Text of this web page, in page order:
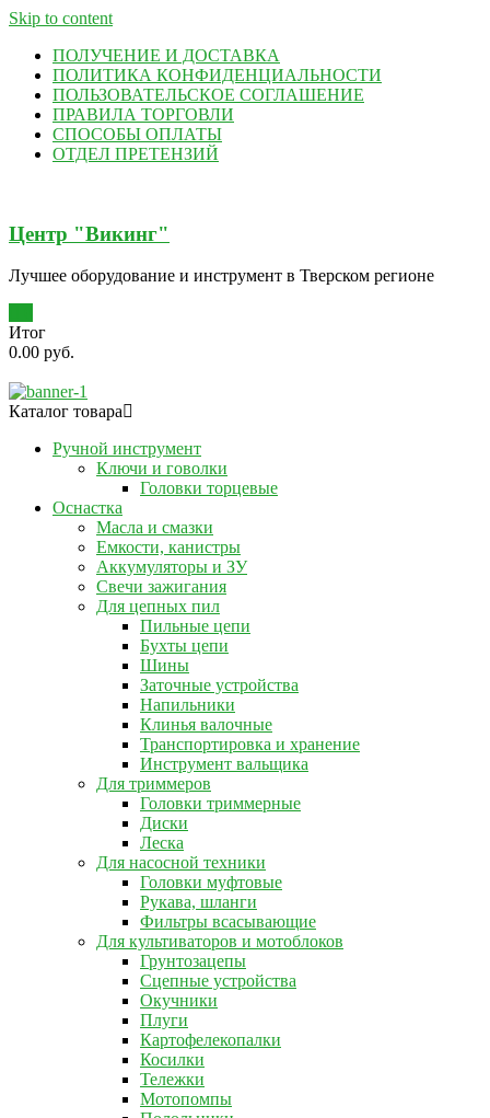
Skip to content
ПОЛУЧЕНИЕ И ДОСТАВКА
ПОЛИТИКА КОНФИДЕНЦИАЛЬНОСТИ
ПОЛЬЗОВАТЕЛЬСКОЕ СОГЛАШЕНИЕ
ПРАВИЛА ТОРГОВЛИ
СПОСОБЫ ОПЛАТЫ
ОТДЕЛ ПРЕТЕНЗИЙ
Центр "Викинг"
Лучшее оборудование и инструмент в Тверском регионе
Итог
0.00 руб.
Каталог товара
Ручной инструмент
Ключи и говолки
Головки торцевые
Оснастка
Масла и смазки
Емкости, канистры
Аккумуляторы и ЗУ
Свечи зажигания
Для цепных пил
Пильные цепи
Бухты цепи
Шины
Заточные устройства
Напильники
Клинья валочные
Транспортировка и хранение
Инструмент вальщика
Для триммеров
Головки триммерные
Диски
Леска
Для насосной техники
Головки муфтовые
Рукава, шланги
Фильтры всасывающие
Для культиваторов и мотоблоков
Грунтозацепы
Сцепные устройства
Окучники
Плуги
Картофелекопалки
Косилки
Тележки
Мотопомпы